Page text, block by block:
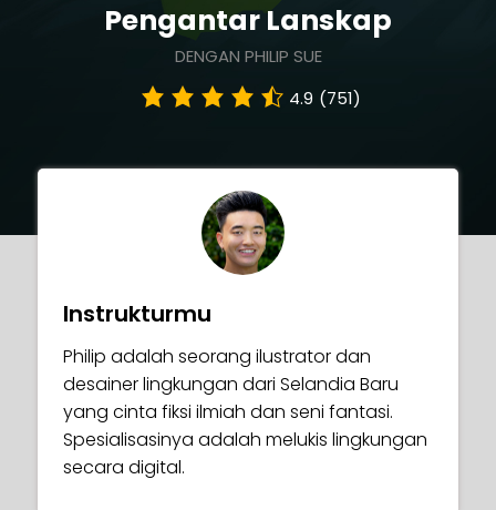
Pengantar Lanskap
DENGAN PHILIP SUE
4.9 (751)
Instrukturmu
Philip adalah seorang ilustrator dan
desainer lingkungan dari Selandia Baru
yang cinta fiksi ilmiah dan seni fantasi.
Spesialisasinya adalah melukis lingkungan
secara digital.